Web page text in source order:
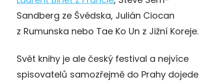
Sandberg ze Švédska, Julián Ciocan
z Rumunska nebo Tae Ko Un z Jižní Koreje.
Svět knihy je ale český festival a nejvíce
spisovatelů samozřejmě do Prahy dojede